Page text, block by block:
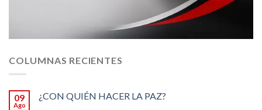
COLUMNAS RECIENTES
09
Ago
¿CON QUIÉN HACER LA PAZ?